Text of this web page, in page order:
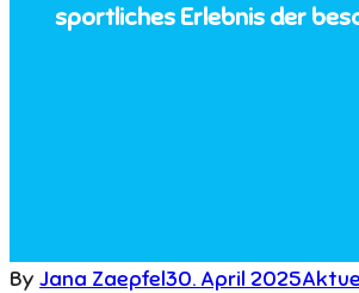
sportliches Erlebnis der
By Jana Zaepfel30. April 2025